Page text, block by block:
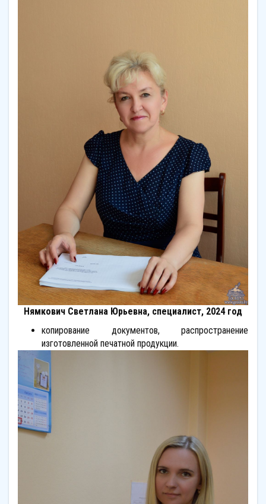
Нямкович Светлана Юрьевна, специалист, 2024 год
копирование документов, распространение
изготовленной печатной продукции.